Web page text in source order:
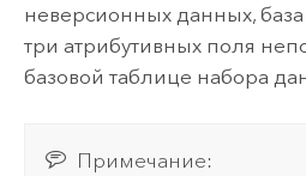
неверсионных данных,
три атрибутивных поля
базовой таблице набора
Примечание: